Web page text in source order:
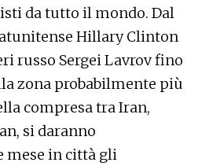
da tutto il mondo. Dal
Hillary Clinton
russo Sergei Lavrov fino
zona probabilmente più
compresa tra Iran,
si daranno
mese in città gli